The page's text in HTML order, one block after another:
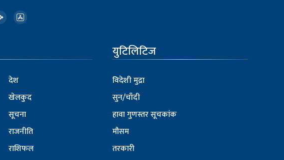
देश
खेलकुद
सूचना
राजनीति
राशिफल
युटिलिटिज
विदेशी मुद्रा
सुन/चाँदी
हावा गुणस्तर सूचकांक
मौसम
तरकारी